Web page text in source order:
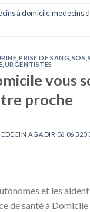
à domicile,medecins
PRISE DE SANG SOS ,
URGENTISTES
vous
proche
AGADIR 06 06 320
et les
de santé à